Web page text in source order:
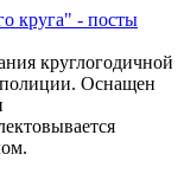
круга" - посты
круглогодичной
Оснащен